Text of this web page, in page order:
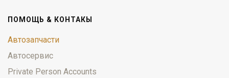
ПОМОЩЬ & КОНТАКЫ
Автозапчасти
Автосервис
Private Person Accounts